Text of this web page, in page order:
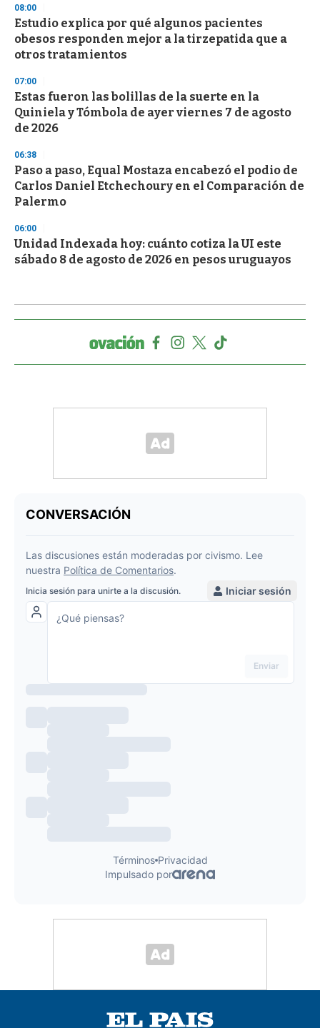
08:00
Estudio explica por qué algunos pacientes
obesos responden mejor a la tirzepatida que a
otros tratamientos
07:00
Estas fueron las bolillas de la suerte en la
Quiniela y Tómbola de ayer viernes 7 de agosto
de 2026
06:38
Paso a paso, Equal Mostaza encabezó el podio de
Carlos Daniel Etchechoury en el Comparación de
Palermo
06:00
Unidad Indexada hoy: cuánto cotiza la UI este
sábado 8 de agosto de 2026 en pesos uruguayos